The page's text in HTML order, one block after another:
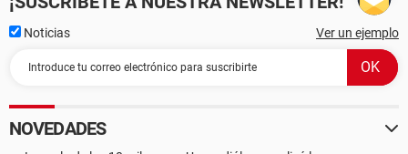
Noticias Ver un ejemplo
NOVEDADES